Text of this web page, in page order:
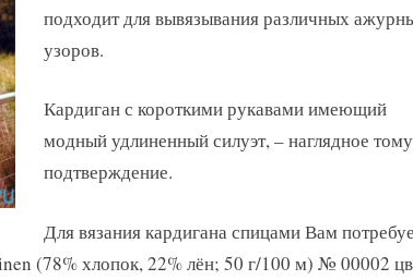
подходит для вывязывания различных
узоров.
Кардиган с короткими рукавами имеющий
модный удлиненный силуэт, – наглядное тому
подтверждение.
Для вязания кардигана спицами Вам
(78% хлопок, 22% лён; 50 г/100 м) № 00002